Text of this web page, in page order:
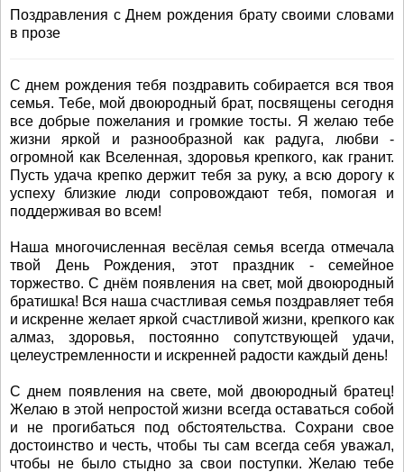
Поздравления с Днем рождения брату своими словами
в прозе
С днем рождения тебя поздравить собирается вся твоя
семья. Тебе, мой двоюродный брат, посвящены сегодня
все добрые пожелания и громкие тосты. Я желаю тебе
жизни яркой и разнообразной как радуга, любви -
огромной как Вселенная, здоровья крепкого, как гранит.
Пусть удача крепко держит тебя за руку, а всю дорогу к
успеху близкие люди сопровождают тебя, помогая и
поддерживая во всем!
Наша многочисленная весёлая семья всегда отмечала
твой День Рождения, этот праздник - семейное
торжество. С днём появления на свет, мой двоюродный
братишка! Вся наша счастливая семья поздравляет тебя
и искренне желает яркой счастливой жизни, крепкого как
алмаз, здоровья, постоянно сопутствующей удачи,
целеустремленности и искренней радости каждый день!
С днем появления на свете, мой двоюродный братец!
Желаю в этой непростой жизни всегда оставаться собой
и не прогибаться под обстоятельства. Сохрани свое
достоинство и честь, чтобы ты сам всегда себя уважал,
чтобы не было стыдно за свои поступки. Желаю тебе